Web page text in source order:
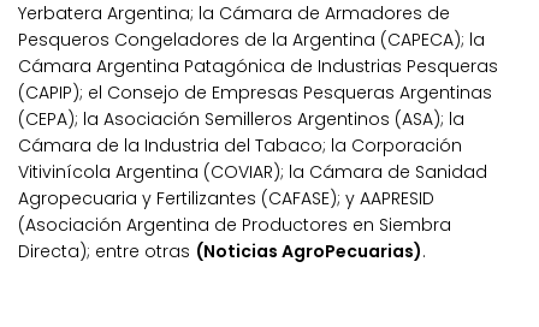
Yerbatera Argentina; la Cámara de Armadores de
Pesqueros Congeladores de la Argentina (CAPECA); la
Cámara Argentina Patagónica de Industrias Pesqueras
(CAPIP); el Consejo de Empresas Pesqueras Argentinas
(CEPA); la Asociación Semilleros Argentinos (ASA); la
Cámara de la Industria del Tabaco; la Corporación
Vitivinícola Argentina (COVIAR); la Cámara de Sanidad
Agropecuaria y Fertilizantes (CAFASE); y AAPRESID
(Asociación Argentina de Productores en Siembra
Directa); entre otras (Noticias AgroPecuarias).